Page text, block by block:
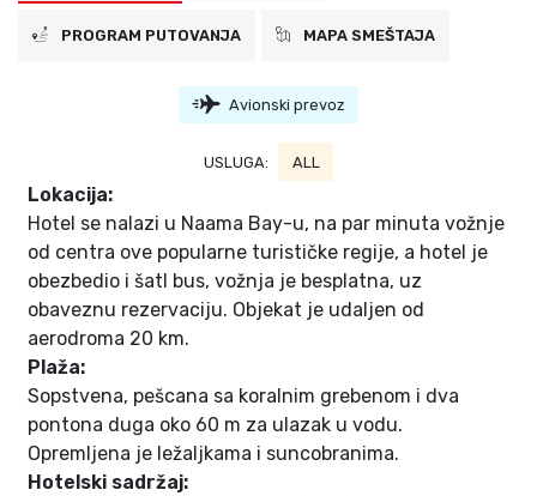
PROGRAM PUTOVANJA MAPA SMEŠTAJA
Avionski prevoz
USLUGA: ALL
Lokacija:
Hotel se nalazi u Naama Bay-u, na par minuta vožnje
od centra ove popularne turističke regije, a hotel je
obezbedio i šatl bus, vožnja je besplatna, uz
obaveznu rezervaciju. Objekat je udaljen od
aerodroma 20 km.
Plaža:
Sopstvena, pešcana sa koralnim grebenom i dva
pontona duga oko 60 m za ulazak u vodu.
Opremljena je ležaljkama i suncobranima.
Hotelski sadržaj: